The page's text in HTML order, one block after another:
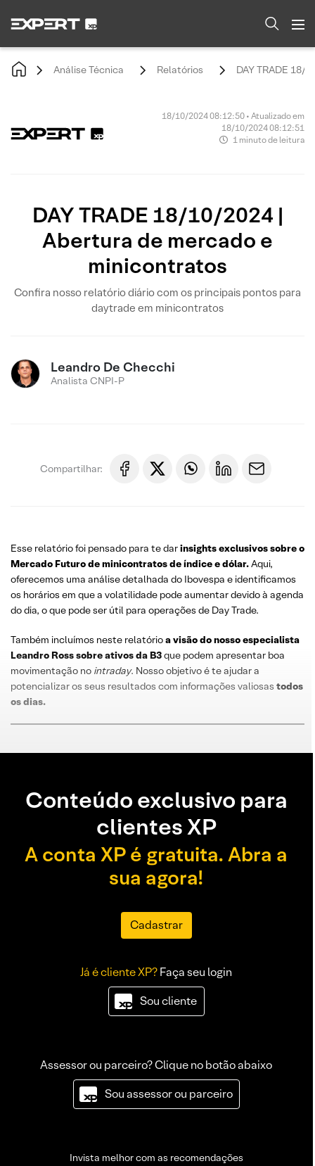
Análise Técnica Relatórios DAY TRADE 18/
18/10/2024 08:12:50 • Atualizado em
18/10/2024 08:12:51
1 minuto de leitura
DAY TRADE 18/10/2024 |
Abertura de mercado e
minicontratos
Confira nosso relatório diário com os principais pontos para
daytrade em minicontratos
Leandro De Checchi
Analista CNPI-P
Compartilhar:
Esse relatório foi pensado para te darinsights exclusivos sobre o
Mercado Futurode minicontratos de índice e dólar.Aqui,
oferecemos uma análise detalhada do Ibovespa e identificamos
os horários em que a volatilidade pode aumentar devido à agenda
do dia, o que pode ser útil para operações de Day Trade.
Também incluímos neste relatórioa visão do nosso especialista
Leandro Rosssobreativos da B3que podem apresentar boa
movimentação no intraday. Nosso objetivo é te ajudar a
potencializar os seus resultados com informações valiosas todos
os dias.
Conteúdo exclusivo para
clientes XP
A conta XP é gratuita. Abra a
sua agora!
Cadastrar
Já é cliente XP?Faça seu login
Sou cliente
Assessor ou parceiro? Clique no botão abaixo
Sou assessor ou parceiro
Invista melhor com as recomendações